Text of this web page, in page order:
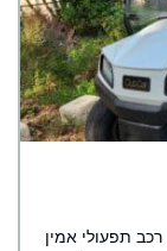
רכב תפעולי אמין